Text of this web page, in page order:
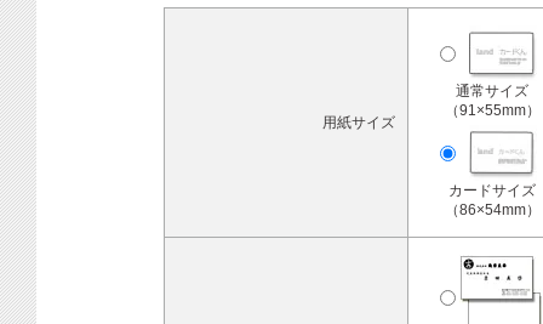
用紙サイズ
通常サイズ
（91×55mm）
カードサイズ
（86×54mm）